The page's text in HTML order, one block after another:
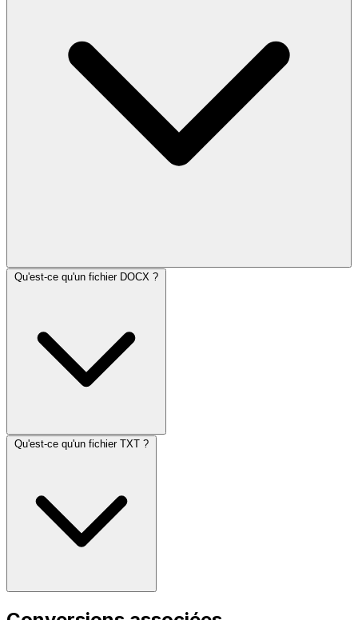
Qu'est-ce qu'un fichier DOCX ?
Qu'est-ce qu'un fichier TXT ?